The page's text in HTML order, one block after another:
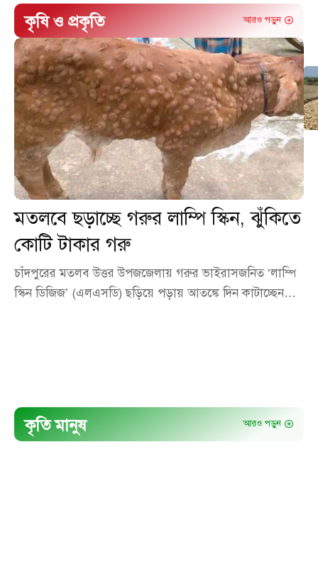
কৃষি ও প্রকৃতি আরও পড়ুন
মতলবে ছড়াচ্ছে গরুর লাম্পি স্কিন, ঝুঁকিতে
কোটি টাকার গরু
চাঁদপুরের মতলব উত্তর উপজজেলায় গরুর ভাইরাসজনিত ‘লাম্পি
স্কিন ডিজিজ’ (এলএসডি) ছড়িয়ে পড়ায় আতঙ্কে দিন কাটাচ্ছেন…
কৃতি মানুষ আরও পড়ুন